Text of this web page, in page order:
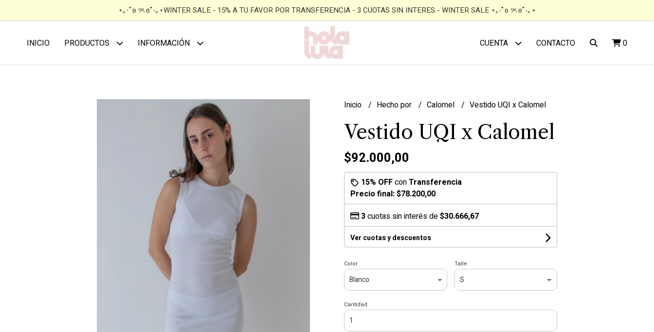
⋆｡‧˚ʚ ୨ৎ ɞ˚‧｡⋆WINTER SALE - 15% A TU FAVOR POR TRANSFERENCIA - 3 CUOTAS SIN INTERES - WINTER SALE ⋆｡‧˚ʚ ୨ৎ ɞ˚‧｡⋆
INICIO PRODUCTOS INFORMACIÓN CUENTA CONTACTO 0
Inicio Hecho por Calomel Vestido UQI x Calomel
Vestido UQI x Calomel
$92.000,00
15% OFFconTransferencia
Precio final:$78.200,00
3cuotas sin interés de$30.666,67
Ver cuotas y descuentos
Color Talle
Cantidad